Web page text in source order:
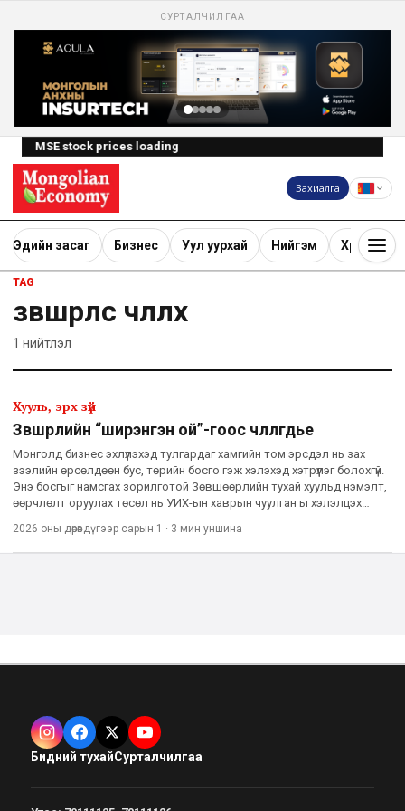
СУРТАЛЧИЛГАА
MSE stock prices loading
Захиалга
Эдийн засаг Бизнес Уул уурхай Нийгэм Хөрөнгө
TAG
зөвшөөрлөөс чөлөөлөх
1 нийтлэл
Хууль, эрх зүй
Зөвшөөрлийн “ширэнгэн ой”-гоос чөлөөлөгдье
Монголд бизнес эхлүүлэхэд тулгардаг хамгийн том эрсдэл нь зах
зээлийн өрсөлдөөн бус, төрийн босго гэж хэлэхэд хэтрүүлэг болохгүй.
Энэ босгыг намсгах зорилготой Зөвшөөрлийн тухай хуульд нэмэлт,
өөрчлөлт оруулах төсөл нь УИХ-ын хаврын чуулган ы хэлэлцэх
2026 оны дөрөвдүгээр сарын 1 · 3 мин уншина
Бидний тухайСурталчилгаа